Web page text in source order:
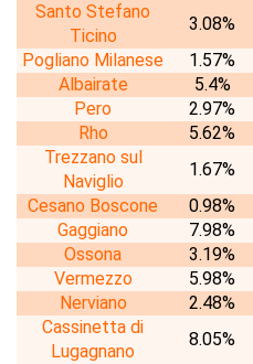
Santo Stefano
Ticino
3.08%
Pogliano Milanese
1.57%
Albairate
5.4%
Pero
2.97%
Rho
5.62%
Trezzano sul
Naviglio
1.67%
Cesano Boscone
0.98%
Gaggiano
7.98%
Ossona
3.19%
Vermezzo
5.98%
Nerviano
2.48%
Cassinetta di
Lugagnano
8.05%